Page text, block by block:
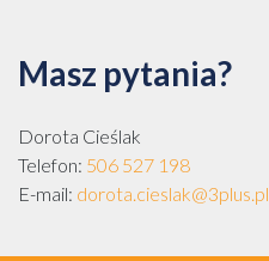
Masz pytania?
Dorota Cieślak
Telefon: 506 527 198
E-mail: dorota.cieslak@3plus.pl